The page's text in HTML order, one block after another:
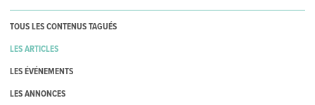
TOUS LES CONTENUS TAGUÉS
LES ARTICLES
LES ÉVÉNEMENTS
LES ANNONCES